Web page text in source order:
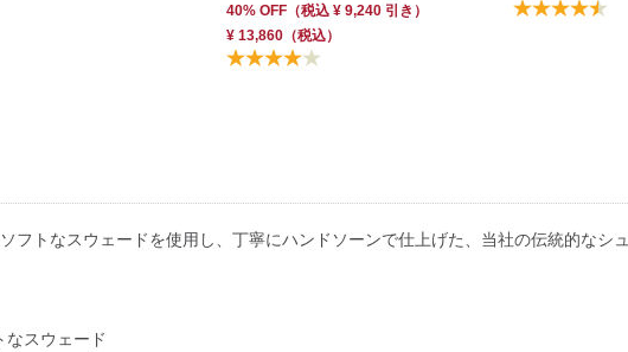
40% OFF（税込 ¥ 9,240引き）
¥ 13,860（税込）
フトなスウェードを使用し、丁寧にハンドソーンで仕上げた、当社の伝統的なシ
なスウェード